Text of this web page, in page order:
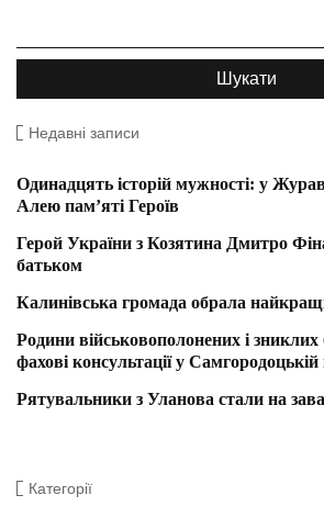
Недавні записи
Одинадцять історій мужності: у
Алею пам’яті Героїв
Герой України з Козятина Дмитро
батьком
Калинівська громада обрала
Родини військовополонених і зниклих
фахові консультації у Самгородоцькій
Рятувальники з Уланова стали на
Категорії